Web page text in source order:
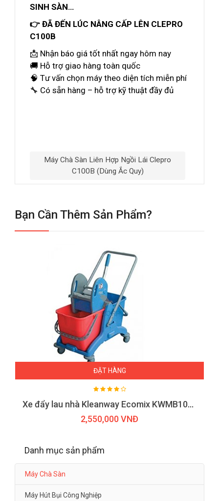
SINH SÀN…
👉 ĐÃ ĐẾN LÚC NÂNG CẤP LÊN CLEPRO
C100B
📩 Nhận báo giá tốt nhất ngay hôm nay
🚚 Hỗ trợ giao hàng toàn quốc
🧠 Tư vấn chọn máy theo diện tích miễn phí
🔧 Có sẵn hàng – hỗ trợ kỹ thuật đầy đủ
Máy Chà Sàn Liên Hợp Ngồi Lái Clepro
C100B (Dùng Ắc Quy)
Bạn Cần Thêm Sản Phẩm?
ĐẶT HÀNG
Xe đẩy lau nhà Kleanway Ecomix KWMB1000R
2,550,000 VNĐ
Danh mục sản phẩm
Máy Chà Sàn
Máy Hút Bụi Công Nghiệp